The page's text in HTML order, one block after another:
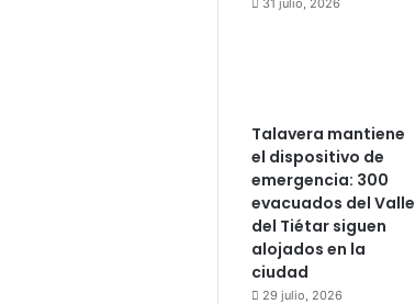
31 julio, 2026
Talavera mantiene
el dispositivo de
emergencia: 300
evacuados del Valle
del Tiétar siguen
alojados en la
ciudad
29 julio, 2026